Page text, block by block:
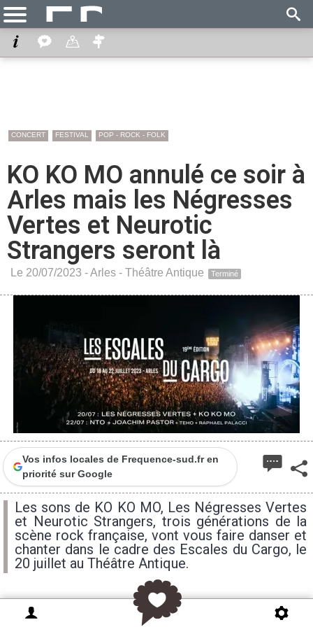
CONCERT FESTIVAL POP - ROCK - FOLK
KO KO MO annulé ce soir à
Arles mais les Négresses
Vertes et Neurotic
Strangers seront là
Le 20/07/2023 -Arles - Théâtre Antique Terminé
Vos infos locales de Frequence-sud.fr en
priorité sur Google
Les sons de KO KO MO, Les Négresses Vertes
et Neurotic Strangers, trois générations de la
scène rock française, vont vous faire danser et
chanter dans le cadre des Escales du Cargo, le
20 juillet au Théâtre Antique.
KO KO MO annulé